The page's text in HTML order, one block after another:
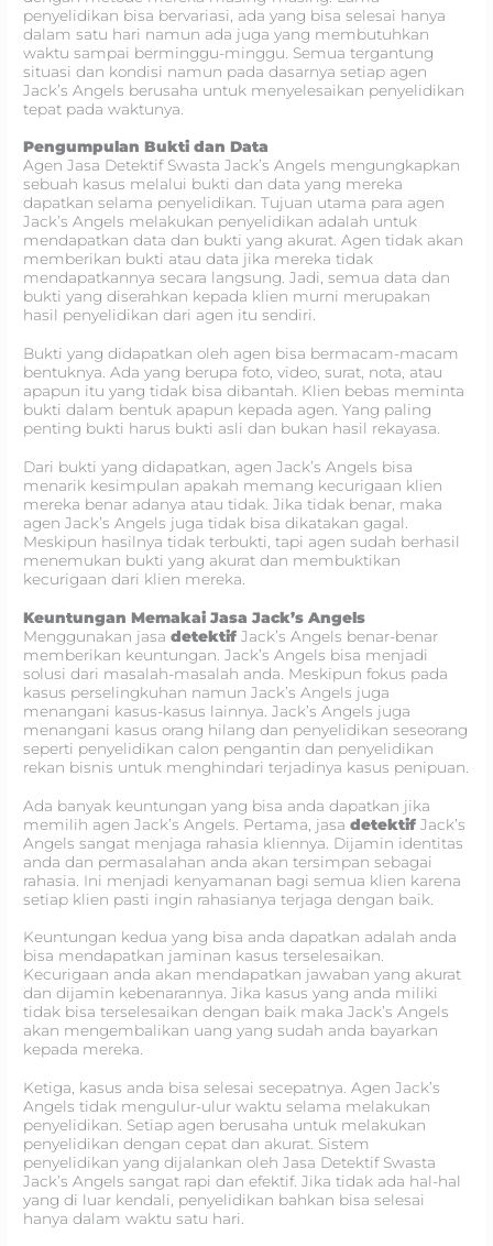
penyelidikan bisa bervariasi, ada yang bisa selesai hanya
dalam satu hari namun ada juga yang membutuhkan
waktu sampai berminggu-minggu. Semua tergantung
situasi dan kondisi namun pada dasarnya setiap agen
Jack’s Angels berusaha untuk menyelesaikan penyelidikan
tepat pada waktunya.
Pengumpulan Bukti dan Data
Agen Jasa Detektif Swasta Jack’s Angels mengungkapkan
sebuah kasus melalui bukti dan data yang mereka
dapatkan selama penyelidikan. Tujuan utama para agen
Jack’s Angels melakukan penyelidikan adalah untuk
mendapatkan data dan bukti yang akurat. Agen tidak akan
memberikan bukti atau data jika mereka tidak
mendapatkannya secara langsung. Jadi, semua data dan
bukti yang diserahkan kepada klien murni merupakan
hasil penyelidikan dari agen itu sendiri.
Bukti yang didapatkan oleh agen bisa bermacam-macam
bentuknya. Ada yang berupa foto, video, surat, nota, atau
apapun itu yang tidak bisa dibantah. Klien bebas meminta
bukti dalam bentuk apapun kepada agen. Yang paling
penting bukti harus bukti asli dan bukan hasil rekayasa.
Dari bukti yang didapatkan, agen Jack’s Angels bisa
menarik kesimpulan apakah memang kecurigaan klien
mereka benar adanya atau tidak. Jika tidak benar, maka
agen Jack’s Angels juga tidak bisa dikatakan gagal.
Meskipun hasilnya tidak terbukti, tapi agen sudah berhasil
menemukan bukti yang akurat dan membuktikan
kecurigaan dari klien mereka.
Keuntungan Memakai Jasa Jack’s Angels
Menggunakan jasadetektifJack’s Angels benar-benar
memberikan keuntungan. Jack’s Angels bisa menjadi
solusi dari masalah-masalah anda. Meskipun fokus pada
kasus perselingkuhan namun Jack’s Angels juga
menangani kasus-kasus lainnya. Jack’s Angels juga
menangani kasus orang hilang dan penyelidikan seseorang
seperti penyelidikan calon pengantin dan penyelidikan
rekan bisnis untuk menghindari terjadinya kasus penipuan.
Ada banyak keuntungan yang bisa anda dapatkan jika
memilih agen Jack’s Angels. Pertama, jasadetektif Jack’s
Angels sangat menjaga rahasia kliennya. Dijamin identitas
anda dan permasalahan anda akan tersimpan sebagai
rahasia. Ini menjadi kenyamanan bagi semua klien karena
setiap klien pasti ingin rahasianya terjaga dengan baik.
Keuntungan kedua yang bisa anda dapatkan adalah anda
bisa mendapatkan jaminan kasus terselesaikan.
Kecurigaan anda akan mendapatkan jawaban yang akurat
dan dijamin kebenarannya. Jika kasus yang anda miliki
tidak bisa terselesaikan dengan baik maka Jack’s Angels
akan mengembalikan uang yang sudah anda bayarkan
kepada mereka.
Ketiga, kasus anda bisa selesai secepatnya. Agen Jack’s
Angels tidak mengulur-ulur waktu selama melakukan
penyelidikan. Setiap agen berusaha untuk melakukan
penyelidikan dengan cepat dan akurat. Sistem
penyelidikan yang dijalankan oleh Jasa Detektif Swasta
Jack’s Angels sangat rapi dan efektif. Jika tidak ada hal-hal
yang di luar kendali, penyelidikan bahkan bisa selesai
hanya dalam waktu satu hari.